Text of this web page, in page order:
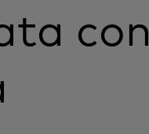
con